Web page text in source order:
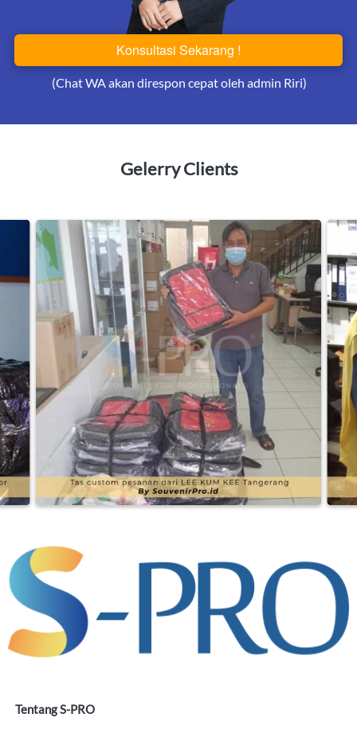
`Konsultasi Sekarang !
(Chat WA akan direspon cepat oleh admin Riri)
Gelerry Clients
Tentang S-PRO